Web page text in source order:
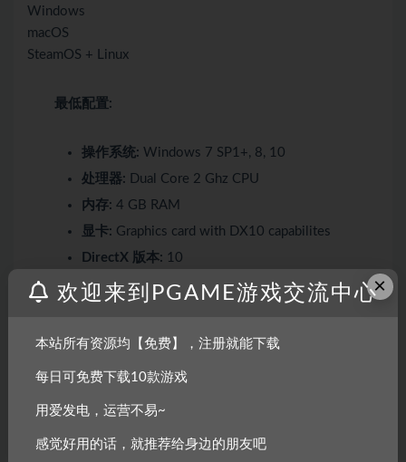
Windows
macOS
SteamOS + Linux
最低配置:
操作系统: Windows 7 SP1+, 8, 10
处理器: Dual Core 2 Ghz CPU
内存: 4 GB RAM
显卡: Graphics card with DX10 capabilites
DirectX 版本: 10
存储空间:需要 3 GB 可用空间
操作系统:Windows 10
处理器:Dual Core Intel i5 and above
4 GB RAM
×
欢迎来到PGAME游戏交流中心
本站所有资源均【免费】，注册就能下载
每日可免费下载10款游戏
用爱发电，运营不易~
感觉好用的话，就推荐给身边的朋友吧